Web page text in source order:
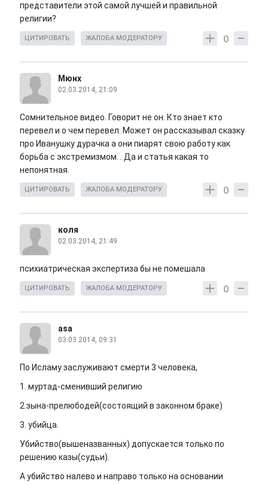
представители этой самой лучшей и правильной
религии?
0
ЦИТИРОВАТЬ ЖАЛОБА МОДЕРАТОРУ
Мюнх
02.03.2014, 21:09
Сомнительное видео. Говорит не он. Кто знает кто
перевел и о чем перевел. Может он рассказывал сказку
про Иванушку дурачка а они пиарят свою работу как
борьба с экстремизмом. . Да и статья какая то
непонятная.
0
ЦИТИРОВАТЬ ЖАЛОБА МОДЕРАТОРУ
коля
02.03.2014, 21:49
психиатрическая экспертиза бы не помешала
0
ЦИТИРОВАТЬ ЖАЛОБА МОДЕРАТОРУ
asa
03.03.2014, 09:31
По Исламу заслуживают смерти 3 человека,
1. муртад-сменивший религию
2.зына-прелюбодей(состоящий в законном браке)
3. убийца.
Убийство(вышеназванных) допускается только по
решению казы(судьи).
А убийство налево и направо только на основании